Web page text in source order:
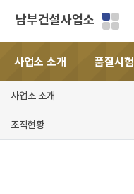
남부건설사업소
사업소 소개 품질시험
사업소 소개
조직현황